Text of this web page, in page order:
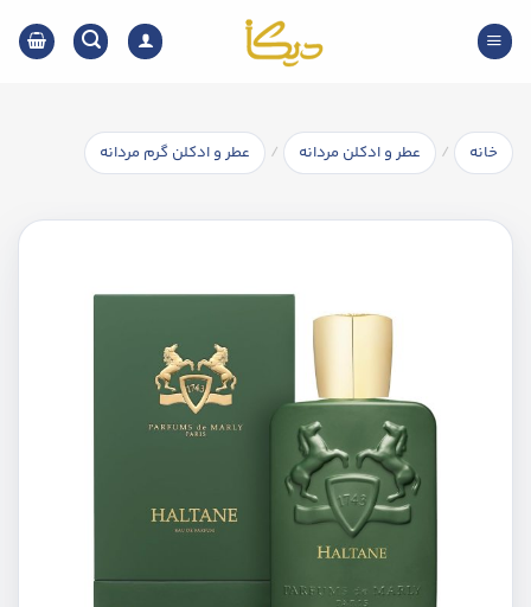
content
خانه / عطر و ادکلن مردانه / عطر و ادکلن گرم مردانه